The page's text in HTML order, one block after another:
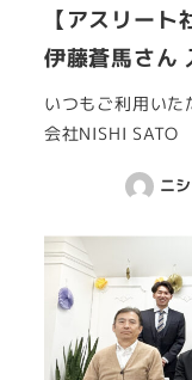
【アスリー
伊藤蒼馬さん
いつもご利用い
会社NISHI SATO
ニ